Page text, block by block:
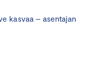
kasvaa – asentajan